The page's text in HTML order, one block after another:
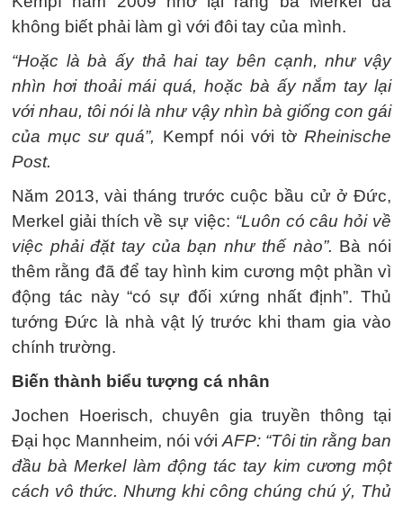
không biết phải làm gì với đôi tay của mình.
“Hoặc là bà ấy thả hai tay bên cạnh, như vậy
nhìn hơi thoải mái quá, hoặc bà ấy nắm tay lại
với nhau, tôi nói là như vậy nhìn bà giống con gái
của mục sư quá”, Kempf nói với tờ Rheinische
Post.
Năm 2013, vài tháng trước cuộc bầu cử ở Đức,
Merkel giải thích về sự việc: “Luôn có câu hỏi về
việc phải đặt tay của bạn như thế nào”. Bà nói
thêm rằng đã để tay hình kim cương một phần vì
động tác này “có sự đối xứng nhất định”. Thủ
tướng Đức là nhà vật lý trước khi tham gia vào
chính trường.
Biến thành biểu tượng cá nhân
Jochen Hoerisch, chuyên gia truyền thông tại
Đại học Mannheim, nói với AFP: “Tôi tin rằng ban
đầu bà Merkel làm động tác tay kim cương một
cách vô thức. Nhưng khi công chúng chú ý, Thủ